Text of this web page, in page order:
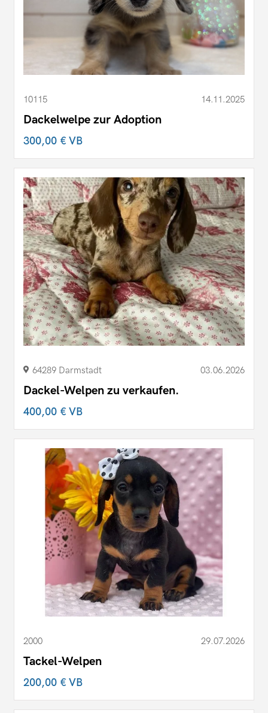
10115 14.11.2025
Dackelwelpe zur Adoption
300,00 €VB
64289 Darmstadt 03.06.2026
Dackel-Welpen zu verkaufen.
400,00 €VB
2000 29.07.2026
Tackel-Welpen
200,00 €VB